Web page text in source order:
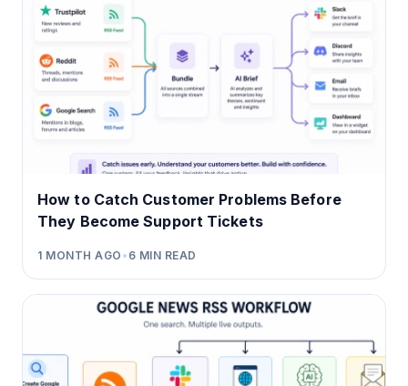
How to Catch Customer Problems Before
They Become Support Tickets
1 MONTH AGO • 6 MIN READ